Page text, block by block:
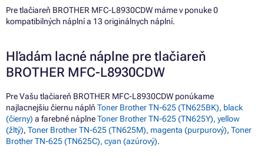
Pre tlačiareň BROTHER MFC-L8930CDW máme v ponuke 0
kompatibilných náplní a 13 originálnych náplní.
Hľadám lacné náplne pre tlačiareň
BROTHER MFC-L8930CDW
Pre Vašu tlačiareň BROTHER MFC-L8930CDW ponúkame
najlacnejšiu čiernu náplň Toner Brother TN-625 (TN625BK), black
(čierny) a farebné náplneToner Brother TN-625 (TN625Y), yellow
(žltý), Toner Brother TN-625 (TN625M), magenta (purpurový), Toner
Brother TN-625 (TN625C), cyan (azúrový).